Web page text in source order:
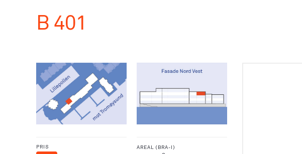
Om Bryggebyen
B 401
PRIS AREAL (BRA-I)